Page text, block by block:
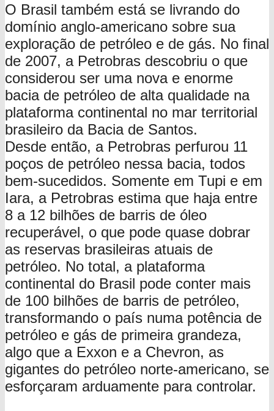
O Brasil também está se livrando do
domínio anglo-americano sobre sua
exploração de petróleo e de gás. No final
de 2007, a Petrobras descobriu o que
considerou ser uma nova e enorme
bacia de petróleo de alta qualidade na
plataforma continental no mar territorial
brasileiro da Bacia de Santos.
Desde então, a Petrobras perfurou 11
poços de petróleo nessa bacia, todos
bem-sucedidos. Somente em Tupi e em
Iara, a Petrobras estima que haja entre
8 a 12 bilhões de barris de óleo
recuperável, o que pode quase dobrar
as reservas brasileiras atuais de
petróleo. No total, a plataforma
continental do Brasil pode conter mais
de 100 bilhões de barris de petróleo,
transformando o país numa potência de
petróleo e gás de primeira grandeza,
algo que a Exxon e a Chevron, as
gigantes do petróleo norte-americano, se
esforçaram arduamente para controlar.